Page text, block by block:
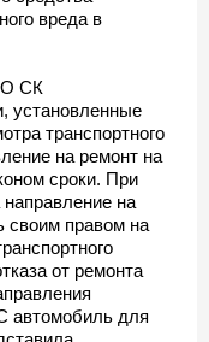
вреда в
СК
установленные
транспортного
на ремонт на
сроки. При
на
своим правом на
от ремонта
автомобиль для